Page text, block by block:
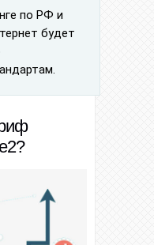
по РФ и
будет